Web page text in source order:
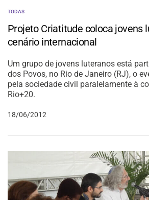
TODAS
Projeto Criatitude coloca jovens
cenário internacional
Um grupo de jovens luteranos está
dos Povos, no Rio de Janeiro (RJ), o
pela sociedade civil paralelamente à
Rio+20.
18/06/2012